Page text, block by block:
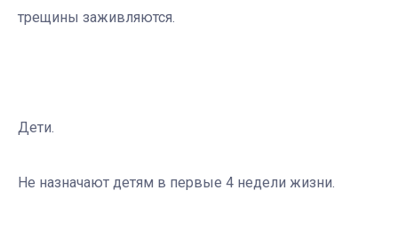
трещины заживляются.
Дети.
Не назначают детям в первые 4 недели жизни.